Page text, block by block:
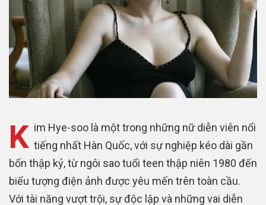
K im Hye-soo là một trong những nữ diễn viên nổi
tiếng nhất Hàn Quốc, với sự nghiệp kéo dài gần
bốn thập kỷ, từ ngôi sao tuổi teen thập niên 1980 đến
biểu tượng điện ảnh được yêu mến trên toàn cầu.
Với tài năng vượt trội, sự độc lập và những vai diễn